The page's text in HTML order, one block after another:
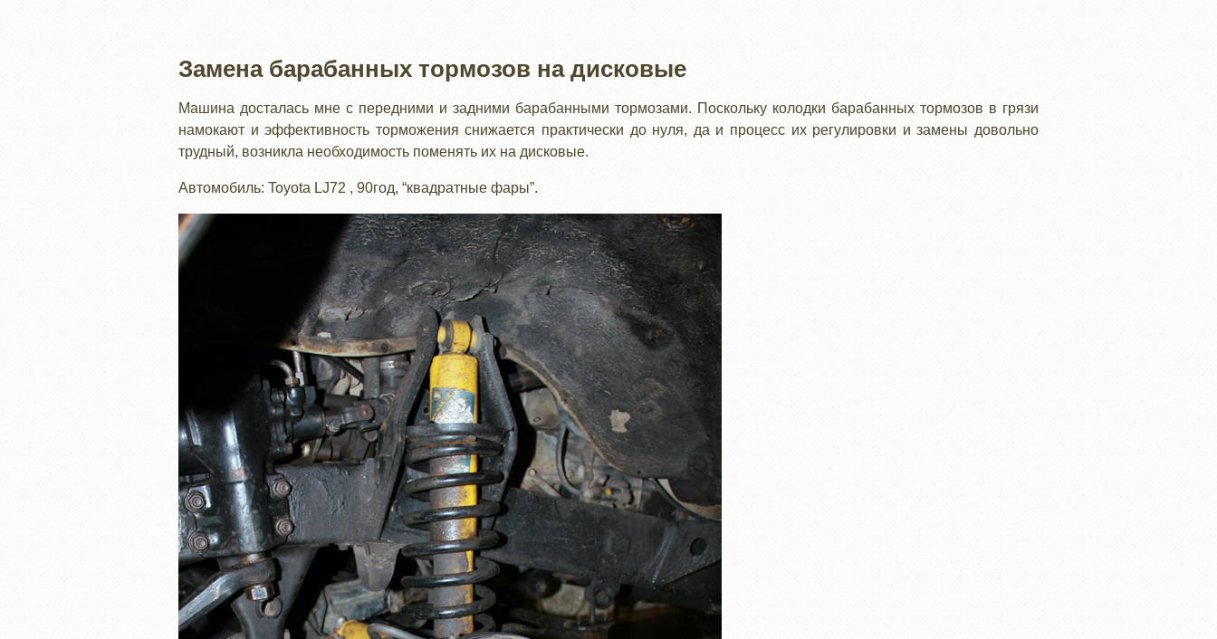
Замена барабанных тормозов на дисковые
Машина досталась мне с передними и задними барабанными тормозами. Поскольку колодки барабанных тормозов в грязи
намокают и эффективность торможения снижается практически до нуля, да и процесс их регулировки и замены довольно
трудный, возникла необходимость поменять их на дисковые.
Автомобиль: Toyota LJ72 , 90год, “квадратные фары”.